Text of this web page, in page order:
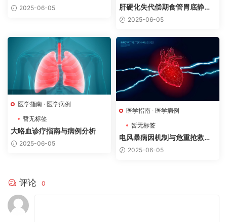
抢救病例分析
2025-06-05
肝硬化失代偿期食管胃底静脉
曲张破裂出血诊疗指南与病例
2025-06-05
医学指南 · 医学病例
暂无标签
大咯血诊疗指南与病例分析
2025-06-05
医学指南 · 医学病例
暂无标签
电风暴病因机制与危重抢救病
例分析
2025-06-05
评论 0